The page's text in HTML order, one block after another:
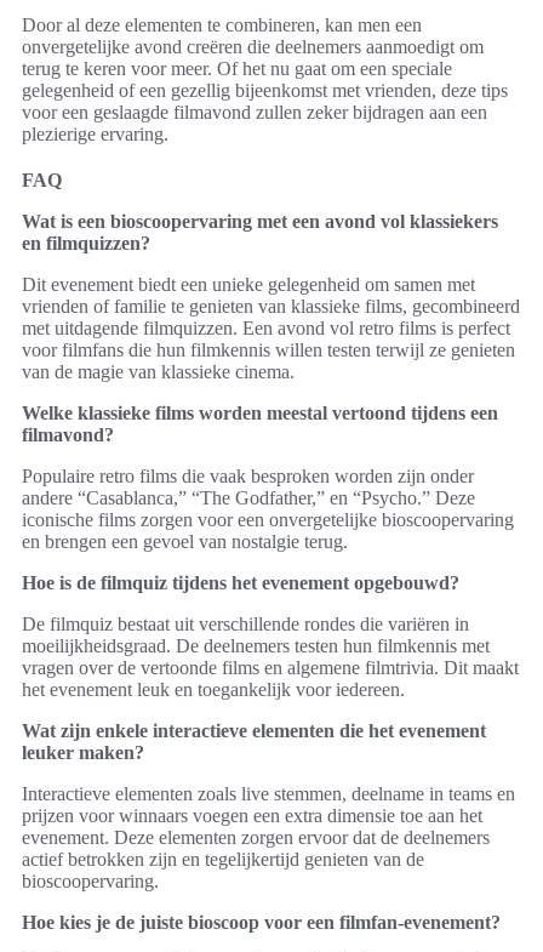
Door al deze elementen te combineren, kan men een
onvergetelijke avond creëren die deelnemers aanmoedigt om
terug te keren voor meer. Of het nu gaat om een speciale
gelegenheid of een gezellig bijeenkomst met vrienden, deze tips
voor een geslaagde filmavond zullen zeker bijdragen aan een
plezierige ervaring.
FAQ
Wat is een bioscoopervaring met een avond vol klassiekers
en filmquizzen?
Dit evenement biedt een unieke gelegenheid om samen met
vrienden of familie te genieten van klassieke films, gecombineerd
met uitdagende filmquizzen. Een avond vol retro films is perfect
voor filmfans die hun filmkennis willen testen terwijl ze genieten
van de magie van klassieke cinema.
Welke klassieke films worden meestal vertoond tijdens een
filmavond?
Populaire retro films die vaak besproken worden zijn onder
andere “Casablanca,” “The Godfather,” en “Psycho.” Deze
iconische films zorgen voor een onvergetelijke bioscoopervaring
en brengen een gevoel van nostalgie terug.
Hoe is de filmquiz tijdens het evenement opgebouwd?
De filmquiz bestaat uit verschillende rondes die variëren in
moeilijkheidsgraad. De deelnemers testen hun filmkennis met
vragen over de vertoonde films en algemene filmtrivia. Dit maakt
het evenement leuk en toegankelijk voor iedereen.
Wat zijn enkele interactieve elementen die het evenement
leuker maken?
Interactieve elementen zoals live stemmen, deelname in teams en
prijzen voor winnaars voegen een extra dimensie toe aan het
evenement. Deze elementen zorgen ervoor dat de deelnemers
actief betrokken zijn en tegelijkertijd genieten van de
bioscoopervaring.
Hoe kies je de juiste bioscoop voor een filmfan-evenement?